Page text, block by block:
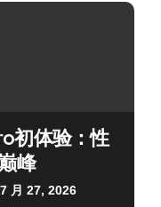
初体验：性
峰
7 月 27, 2026